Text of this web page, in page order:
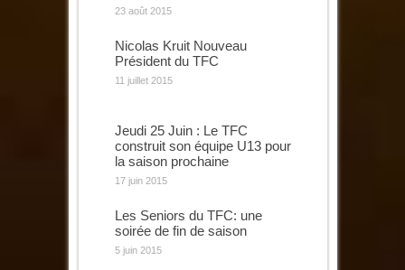
23 août 2015
Nicolas Kruit Nouveau
Président du TFC
11 juillet 2015
Jeudi 25 Juin : Le TFC
construit son équipe U13 pour
la saison prochaine
17 juin 2015
Les Seniors du TFC: une
soirée de fin de saison
5 juin 2015